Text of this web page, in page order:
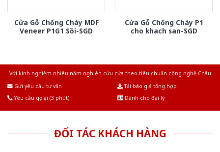
Cửa Gỗ Chống Cháy MDF
Veneer P1G1 Sồi-SGD
Cửa Gỗ Chống Cháy P1
cho khach san-SGD
Với kinh nghiệm nhiêu năm nghiên cứu cửa theo tiêu chuẩn công nghệ Châu
Gửi yêu cầu tư vấn
Tải báo giá tổng hợp
Yêu cầu gọi lại (3 phút)
Dành cho đại lý
ĐỐI TÁC KHÁCH HÀNG